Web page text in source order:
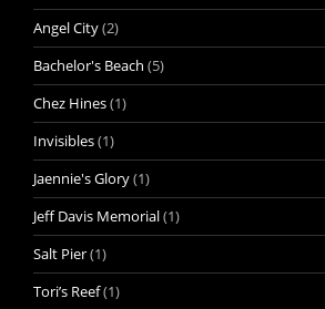
Angel City(2)
Bachelor's Beach (5)
Chez Hines(1)
Invisibles(1)
Jaennie's Glory(1)
Jeff Davis Memorial(1)
Salt Pier(1)
Tori’s Reef(1)